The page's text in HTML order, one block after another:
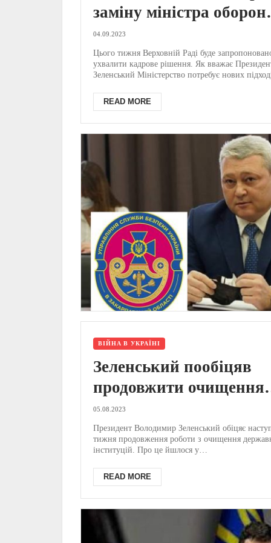
заміну міністра
хто займе місце
Резнікова? (ФОТО)
04.09.2023
Цього тижня Верховній Раді буде
ухвалити кадрове рішення. Як вважає
Зеленський Міністерство потребує нових
READ MORE
ВІЙНА В УКРАЇНІ
Зеленський пообіцяв
продовжити очищення
держінституцій: згадав
військкомів і депутатів
05.08.2023
Президент Володимир Зеленський обіцяє
тижня продовження роботи з очищення
інституцій. Про це йшлося у
READ MORE